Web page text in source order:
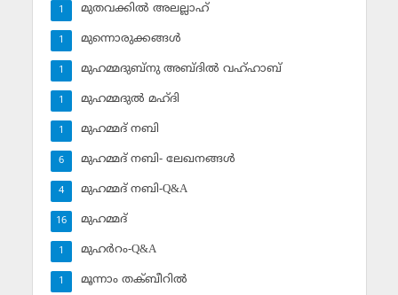
മുതവക്കില്‍ അലല്ലാഹ്
1
മുന്നൊരുക്കങ്ങള്‍
1
മുഹമ്മദുബ്‌നു അബ്ദില്‍ വഹ്ഹാബ്
1
മുഹമ്മദുല്‍ മഹ്ദി
1
മുഹമ്മദ് നബി
1
മുഹമ്മദ് നബി- ലേഖനങ്ങള്‍
6
മുഹമ്മദ് നബി-Q&A
4
മുഹമ്മദ്‌
16
മുഹര്‍റം-Q&A
1
മൂന്നാം തക്ബീറില്‍
1